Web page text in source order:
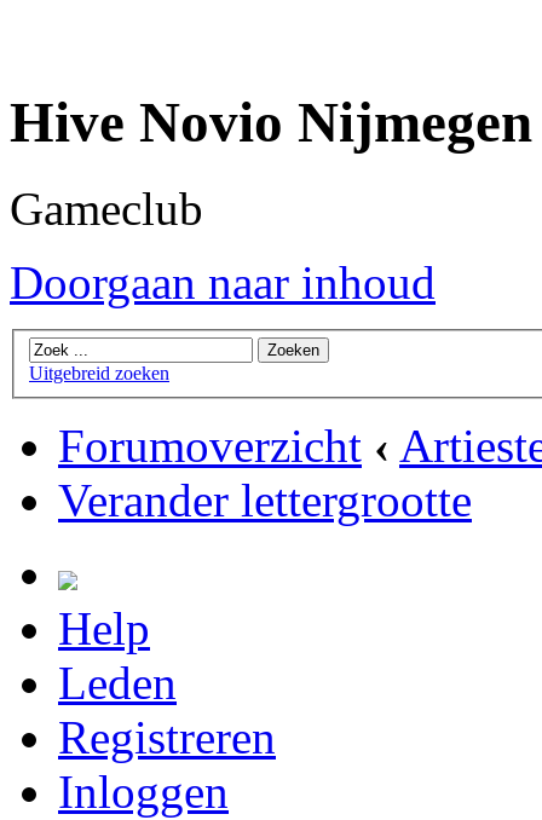
Hive Novio Nijmegen
Gameclub
Doorgaan naar inhoud
Uitgebreid zoeken
Forumoverzicht ‹
Verander lettergrootte
Help
Leden
Registreren
Inloggen